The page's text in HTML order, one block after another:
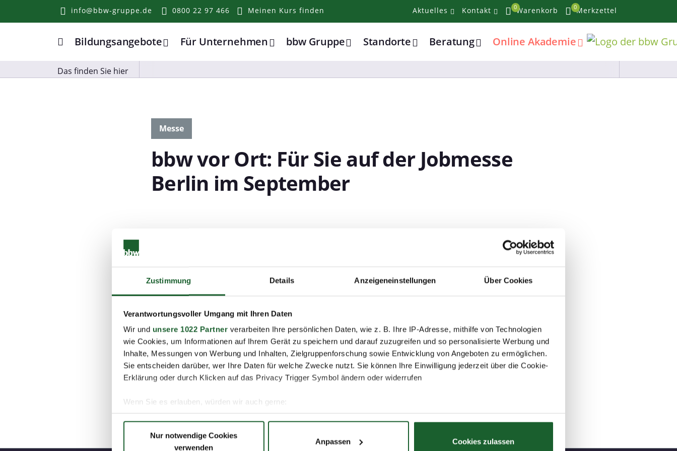
Zustimmung Details Anzeigeneinstellungen Über Cookies
Verantwortungsvoller Umgang mit Ihren Daten
Wir und unsere 1022 Partner verarbeiten Ihre persönlichen Daten, wie z. B. Ihre IP-Adresse, mithilfe von Technologien
wie Cookies, um Informationen auf Ihrem Gerät zu speichern und darauf zuzugreifen und so personalisierte Werbung und
Inhalte, Messungen von Werbung und Inhalten, Zielgruppenforschung sowie Entwicklung von Angeboten zu ermöglichen.
Sie entscheiden darüber, wer Ihre Daten für welche Zwecke nutzt. Sie können Ihre Einwilligung jederzeit über die Cookie-
Erklärung oder durch Klicken auf das Privacy Trigger Symbol ändern oder widerrufen
Wenn Sie es erlauben, würden wir auch gerne:
Informationen über Ihre geografische Lage erfassen, welche bis auf einige Meter genau sein können
Erfahren Sie mehr darüber, wie Ihre persönlichen Daten verarbeitet werden, und legen Sie Ihre Präferenzen imAbschnitt
Nur notwendige Cookies
verwenden
Anpassen Cookies zulassen
info@bbw-gruppe.de 0800 22 97 466 Meinen Kurs finden Aktuelles Kontakt 0Warenkorb 0Merkzettel
Home
Bildungsangebote Für Unternehmen bbw Gruppe Standorte Beratung Online Akademie
Das finden Sie hier
Messe
bbw vor Ort: Für Sie auf der Jobmesse
Berlin im September
Ende:
Samstag, 14.10.2023, 18:00 Uhr
Sie sind noch unsicher, wie Ihre berufliche Zukunft aussehen könnte?
Dann besuchen Sie uns auf der Jobmesse Berlin am Mittwoch, dem 27. September 2023, im Atrium
des Berliner Olympiastadions, Olympischer Platz 3, 14053 Berlin.
In der Zeit von 12 bis 18 Uhr informieren und beraten wir Sie gern zu den vielfältigen Möglichkeiten
und maßgeschneiderten Lösungen, die Ihnen das Bildungswerk der Wirtschaft in Berlin und
Brandenburg zu bieten hat.
Bei der Suche nach einer passenden Aus- oder Weiterbildung mit besten Aussichten für Ihre
Karriere können wir Ihnen helfen. Herzlich willkommen beim bbw!
Zurück